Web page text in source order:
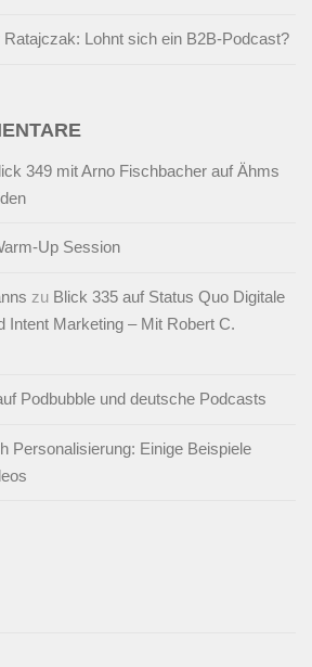
Lohnt sich ein B2B-Podcast?
349 mit Arno Fischbacher auf Ähms
Up Session
zu Blick 335 auf Status Quo Digitale
Intent Marketing – Mit Robert C.
Podbubble und deutsche Podcasts
Personalisierung: Einige Beispiele